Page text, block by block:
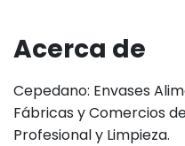
Acerca de
Cepedano: Envases
Fábricas y Comercios
Profesional y Limpieza.